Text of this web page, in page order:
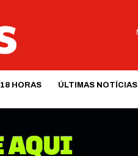
18 HORAS ÚLTIMAS NOTÍCIAS